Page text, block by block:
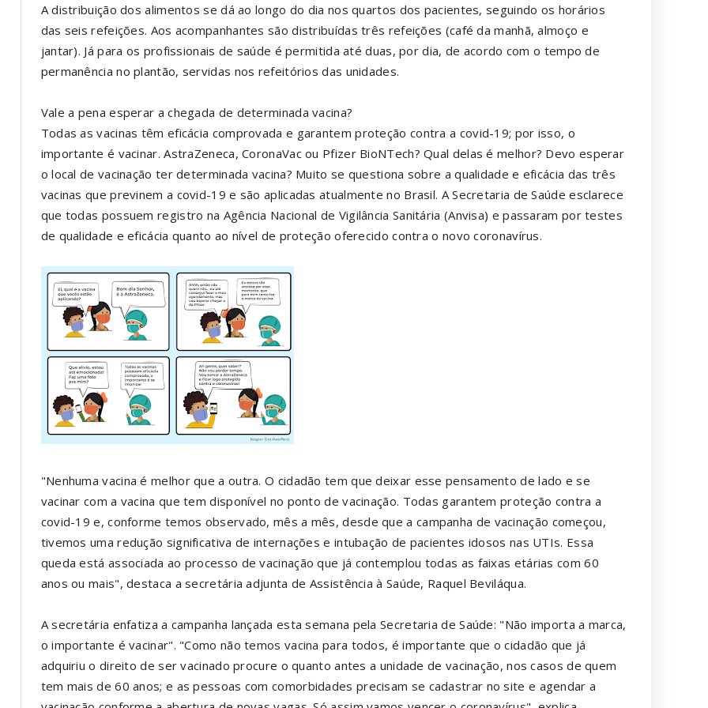
A distribuição dos alimentos se dá ao longo do dia nos quartos dos pacientes, seguindo os horários
das seis refeições. Aos acompanhantes são distribuídas três refeições (café da manhã, almoço e
jantar). Já para os profissionais de saúde é permitida até duas, por dia, de acordo com o tempo de
permanência no plantão, servidas nos refeitórios das unidades.
Vale a pena esperar a chegada de determinada vacina?
Todas as vacinas têm eficácia comprovada e garantem proteção contra a covid-19; por isso, o
importante é vacinar. AstraZeneca, CoronaVac ou Pfizer BioNTech? Qual delas é melhor? Devo esperar
o local de vacinação ter determinada vacina? Muito se questiona sobre a qualidade e eficácia das três
vacinas que previnem a covid-19 e são aplicadas atualmente no Brasil. A Secretaria de Saúde esclarece
que todas possuem registro na Agência Nacional de Vigilância Sanitária (Anvisa) e passaram por testes
de qualidade e eficácia quanto ao nível de proteção oferecido contra o novo coronavírus.
"Nenhuma vacina é melhor que a outra. O cidadão tem que deixar esse pensamento de lado e se
vacinar com a vacina que tem disponível no ponto de vacinação. Todas garantem proteção contra a
covid-19 e, conforme temos observado, mês a mês, desde que a campanha de vacinação começou,
tivemos uma redução significativa de internações e intubação de pacientes idosos nas UTIs. Essa
queda está associada ao processo de vacinação que já contemplou todas as faixas etárias com 60
anos ou mais", destaca a secretária adjunta de Assistência à Saúde, Raquel Beviláqua.
A secretária enfatiza a campanha lançada esta semana pela Secretaria de Saúde: "Não importa a marca,
o importante é vacinar". "Como não temos vacina para todos, é importante que o cidadão que já
adquiriu o direito de ser vacinado procure o quanto antes a unidade de vacinação, nos casos de quem
tem mais de 60 anos; e as pessoas com comorbidades precisam se cadastrar no site e agendar a